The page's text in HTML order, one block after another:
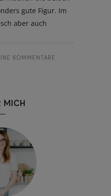
gute Figur. Im
aber auch
KOMMENTARE
MICH